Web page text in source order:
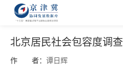
北京居民社会包容度调查
作 者： 谭日辉